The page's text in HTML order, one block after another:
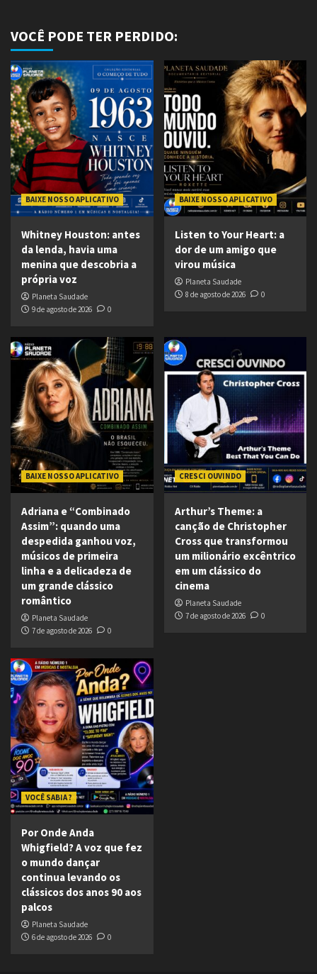
VOCÊ PODE TER PERDIDO:
BAIXE NOSSO APLICATIVO
Whitney Houston: antes
da lenda, havia uma
menina que descobria a
própria voz
Planeta Saudade
9 de agosto de 2026
0
BAIXE NOSSO APLICATIVO
Listen to Your Heart: a
dor de um amigo que
virou música
Planeta Saudade
8 de agosto de 2026
0
BAIXE NOSSO APLICATIVO
Adriana e “Combinado
Assim”: quando uma
despedida ganhou voz,
músicos de primeira
linha e a delicadeza de
um grande clássico
romântico
Planeta Saudade
7 de agosto de 2026
0
CRESCI OUVINDO
Arthur’s Theme: a
canção de Christopher
Cross que transformou
um milionário excêntrico
em um clássico do
cinema
Planeta Saudade
7 de agosto de 2026
0
VOCÊ SABIA ?
Por Onde Anda
Whigfield? A voz que fez
o mundo dançar
continua levando os
clássicos dos anos 90 aos
palcos
Planeta Saudade
6 de agosto de 2026
0